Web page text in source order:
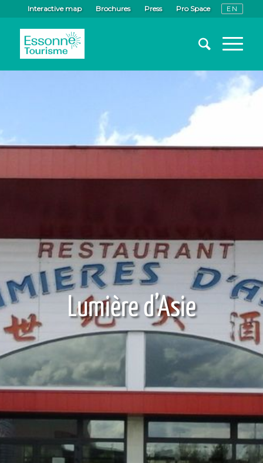
Interactive map Brochures Press Pro Space
Lumière d’Asie